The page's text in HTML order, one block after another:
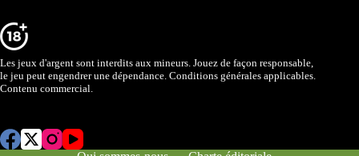
Les jeux d'argent sont interdits aux mineurs. Jouez de façon responsable,
le jeu peut engendrer une dépendance. Conditions générales applicables.
Contenu commercial.